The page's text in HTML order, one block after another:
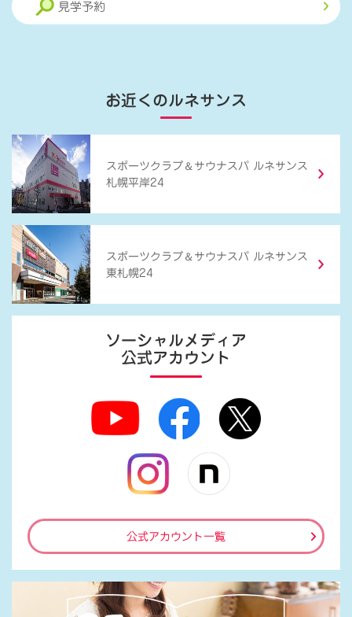
見学予約
お近くのルネサンス
スポーツクラブ ＆ サウナスパ ルネサンス
札幌平岸24
スポーツクラブ ＆ サウナスパ ルネサンス
東札幌24
ソーシャルメディア
公式アカウント
公式アカウント一覧